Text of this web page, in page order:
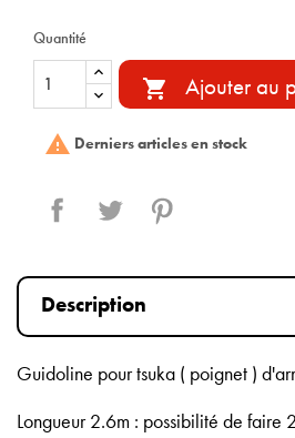
Quantité
 Ajouter au
 Derniers articles en stock
Partager Tweet
Description
Guidoline pour tsuka ( poignet )
Longueur 2.6m : possibilité de faire